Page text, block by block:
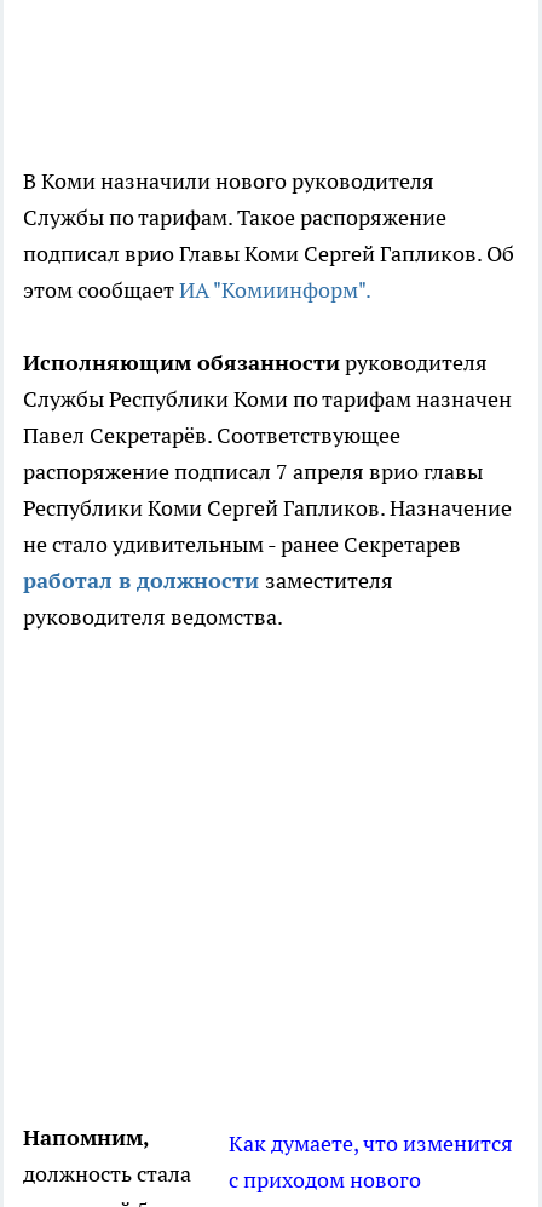
В Коми назначили нового руководителя
Службы по тарифам. Такое распоряжение
подписал врио Главы Коми Сергей Гапликов. Об
этом сообщаетИА "Комиинформ".
Исполняющим обязанностируководителя
Службы Республики Коми по тарифам назначен
Павел Секретарёв. Соответствующее
распоряжение подписал 7 апреля врио главы
Республики Коми Сергей Гапликов. Назначение
не стало удивительным - ранее Секретарев
работал в должности заместителя
руководителя ведомства.
Как думаете, что изменится
с приходом нового
Напомним,
должность стала